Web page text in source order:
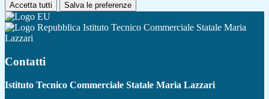
Accetta tutti Salva le preferenze
Istituto Tecnico Commerciale Statale Maria
Lazzari
Contatti
Istituto Tecnico Commerciale Statale Maria Lazzari